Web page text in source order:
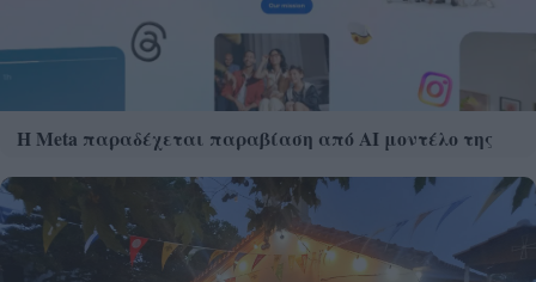
Η Meta παραδέχεται παραβίαση από AI μοντέλο της